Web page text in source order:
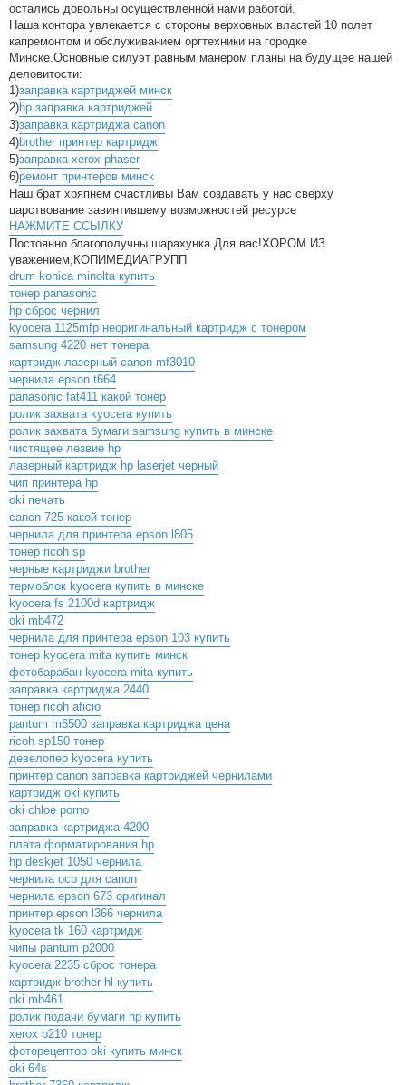
остались довольны осуществленной нами работой.
Наша контора увлекается с стороны верховных властей 10 полет
капремонтом и обслуживанием оргтехники на городке
Минске.Основные силуэт равным манером планы на будущее нашей
деловитости:
1)заправка картриджей минск
2)hp заправка картриджей
3)заправка картриджа canon
4)brother принтер картридж
5)заправка xerox phaser
6)ремонт принтеров минск
Наш брат хряпнем счастливы Вам создавать у нас сверху
царствование завинтившему возможностей ресурсе
НАЖМИТЕ ССЫЛКУ
Постоянно благополучны шарахунка Для вас!ХОРОМ ИЗ
уважением,КОПИМЕДИАГРУПП
drum konica minolta купить
тонер panasonic
hp сброс чернил
kyocera 1125mfp неоригинальный картридж с тонером
samsung 4220 нет тонера
картридж лазерный canon mf3010
чернила epson t664
panasonic fat411 какой тонер
ролик захвата kyocera купить
ролик захвата бумаги samsung купить в минске
чистящее лезвие hp
лазерный картридж hp laserjet черный
чип принтера hp
oki печать
canon 725 какой тонер
чернила для принтера epson l805
тонер ricoh sp
черные картриджи brother
термоблок kyocera купить в минске
kyocera fs 2100d картридж
oki mb472
чернила для принтера epson 103 купить
тонер kyocera mita купить минск
фотобарабан kyocera mita купить
заправка картриджа 2440
тонер ricoh aficio
pantum m6500 заправка картриджа цена
ricoh sp150 тонер
девелопер kyocera купить
принтер canon заправка картриджей чернилами
картридж oki купить
oki chloe porno
заправка картриджа 4200
плата форматирования hp
hp deskjet 1050 чернила
чернила ocp для canon
чернила epson 673 оригинал
принтер epson l366 чернила
kyocera tk 160 картридж
чипы pantum p2000
kyocera 2235 сброс тонера
картридж brother hl купить
oki mb461
ролик подачи бумаги hp купить
xerox b210 тонер
фоторецептор oki купить минск
oki 64s